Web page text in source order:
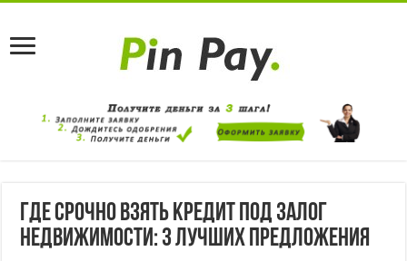
Где срочно взять кредит под залог
недвижимости: 3 лучших предложения